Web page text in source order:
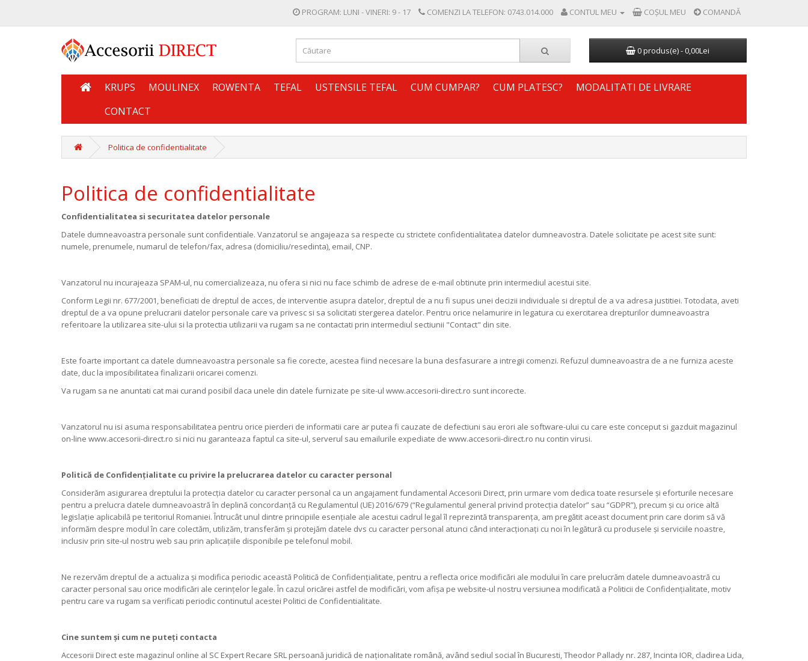
PROGRAM: LUNI - VINERI: 9 - 17 COMENZI LA TELEFON: 0743.014.000 CONTUL MEU COŞUL MEU COMANDĂ
0 produs(e) - 0,00Lei
KRUPS MOULINEX ROWENTA TEFAL USTENSILE TEFAL CUM CUMPAR? CUM PLATESC?
MODALITATI DE LIVRARE
CONTACT
Politica de confidentialitate
Politica de confidentialitate
Confidentialitatea si securitatea datelor personale
Datele dumneavoastra personale sunt confidentiale. Vanzatorul se angajeaza sa respecte cu strictete confidentialitatea datelor dumneavostra. Datele solicitate pe acest site sunt:
numele, prenumele, numarul de telefon/fax, adresa (domiciliu/resedinta), email, CNP.
Vanzatorul nu incurajeaza SPAM-ul, nu comercializeaza, nu ofera si nici nu face schimb de adrese de e-mail obtinute prin intermediul acestui site.
Conform Legii nr. 677/2001, beneficiati de dreptul de acces, de interventie asupra datelor, dreptul de a nu fi supus unei decizii individuale si dreptul de a va adresa justitiei. Totodata, aveti
dreptul de a va opune prelucrarii datelor personale care va privesc si sa solicitati stergerea datelor. Pentru orice nelamurire in legatura cu exercitarea drepturilor dumneavoastra
referitoare la utilizarea site-ului si la protectia utilizarii va rugam sa ne contactati prin intermediul sectiunii "Contact" din site.
Este foarte important ca datele dumneavoastra personale sa fie corecte, acestea fiind necesare la buna desfasurare a intregii comenzi. Refuzul dumneavoastra de a ne furniza aceste
date, duc la imposibilitatea finalizarii oricarei comenzi.
Va rugam sa ne anuntati cat mai curand posibil daca unele din datele furnizate pe site-ul www.accesorii-direct.ro sunt incorecte.
Vanzatorul nu isi asuma responsabilitatea pentru orice pierderi de informatii care ar putea fi cauzate de defectiuni sau erori ale software-ului cu care este conceput si gazduit magazinul
on-line www.accesorii-direct.ro si nici nu garanteaza faptul ca site-ul, serverul sau emailurile expediate de www.accesorii-direct.ro nu contin virusi.
Politică de Confidențialitate cu privire la prelucrarea datelor cu caracter personal
Considerăm asigurarea dreptului la protecția datelor cu caracter personal ca un angajament fundamental Accesorii Direct, prin urmare vom dedica toate resursele și eforturile necesare
pentru a prelucra datele dumneavoastră în deplină concordanță cu Regulamentul (UE) 2016/679 (“Regulamentul general privind protecția datelor” sau “GDPR”), precum și cu orice altă
legislație aplicabilă pe teritoriul Romaniei. Întrucât unul dintre principiile esențiale ale acestui cadrul legal îl reprezintă transparența, am pregătit aceast document prin care dorim să vă
informăm despre modul în care colectăm, utilizăm, transferăm și protejăm datele dvs cu caracter personal atunci când interacționați cu noi în legătură cu produsele și serviciile noastre,
inclusiv prin site-ul nostru web sau prin aplicațiile disponibile pe telefonul mobil.
Ne rezervăm dreptul de a actualiza și modifica periodic această Politică de Confidențialitate, pentru a reflecta orice modificări ale modului în care prelucrăm datele dumneavoastră cu
caracter personal sau orice modificări ale cerințelor legale. În cazul oricărei astfel de modificări, vom afișa pe website-ul nostru versiunea modificată a Politicii de Confidențialitate, motiv
pentru care va rugam sa verificati periodic continutul acestei Politici de Confidentialitate.
Cine suntem și cum ne puteți contacta
Accesorii Direct este magazinul online al SC Expert Recare SRL persoană juridică de naționalitate română, având sediul social în Bucuresti, Theodor Pallady nr. 287, Incinta IOR, cladirea Lida,